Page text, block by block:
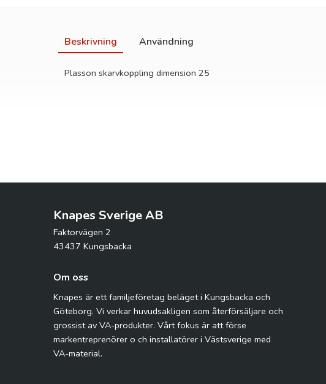
Beskrivning Användning
Plasson skarvkoppling dimension 25
Knapes Sverige AB
Faktorvägen 2
43437 Kungsbacka
Om oss
Knapes är ett familjeföretag beläget i Kungsbacka och
Göteborg. Vi verkar huvudsakligen som återförsäljare och
grossist av VA-produkter. Vårt fokus är att förse
markentreprenörer o ch installatörer i Västsverige med
VA-material.